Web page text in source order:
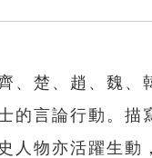
、楚、趙、魏、
的言論行動。描
物亦活躍生動